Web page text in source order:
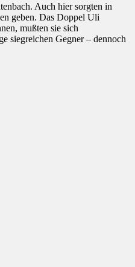
Auch hier sorgten in
geben. Das Doppel Uli
mußten sie sich
siegreichen Gegner – dennoch